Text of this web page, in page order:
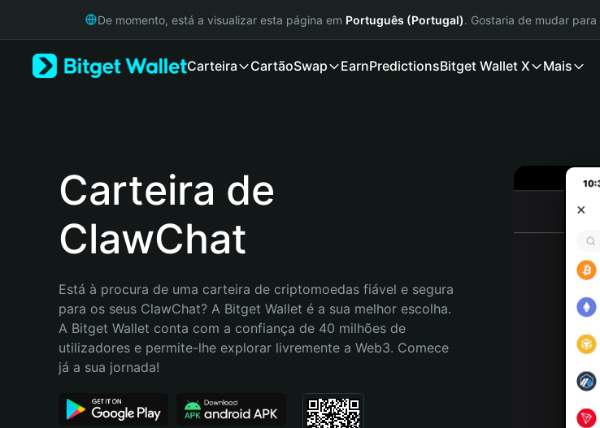
Русский
Português (Portugal)
Bahasa Indonesia
Português (Brasil)
Español (Argentina)
De momento, está a visualizar esta página em Português (Portugal). Gostaria de mudar para
Carteira CartãoSwap EarnPredictionsBitget Wallet X Mais
Carteira de
ClawChat
Está à procura de uma carteira de criptomoedas fiável e segura
para os seus ClawChat? A Bitget Wallet é a sua melhor escolha.
A Bitget Wallet conta com a confiança de 40 milhões de
utilizadores e permite-lhe explorar livremente a Web3. Comece
já a sua jornada!